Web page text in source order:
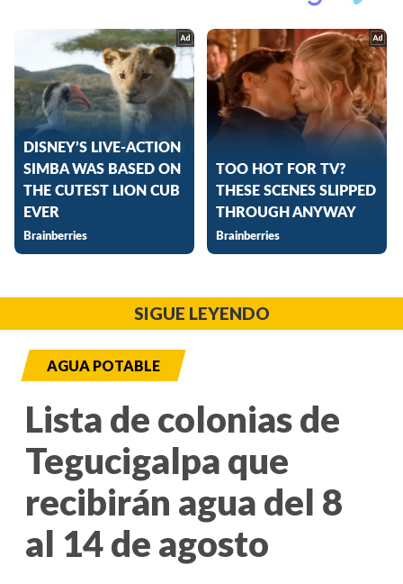
SIGUE LEYENDO
AGUA POTABLE
Lista de colonias de
Tegucigalpa que
recibirán agua del 8
al 14 de agosto